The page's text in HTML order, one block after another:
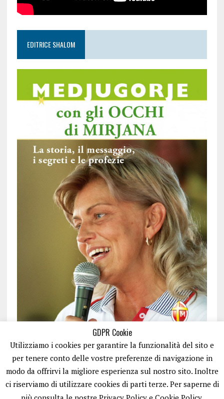
EDITRICE SHALOM
ISCRIVITI
GDPR Cookie
Utilizziamo i cookies per garantire la funzionalità del sito e
per tenere conto delle vostre preferenze di navigazione in
modo da offrirvi la migliore esperienza sul nostro sito. Inoltre
ci riserviamo di utilizzare cookies di parti terze. Per saperne di